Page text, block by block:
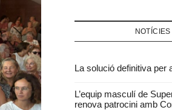
La solució definitiva per
L’equip masculí de
renova patrocini amb